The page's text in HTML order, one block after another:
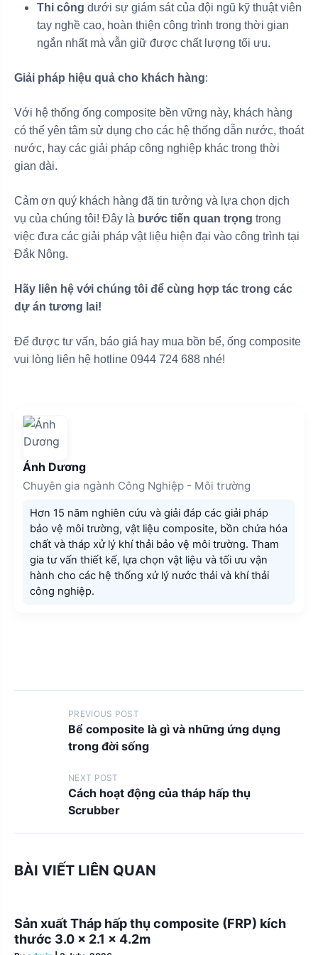
Thi công dưới sự giám sát của đội ngũ kỹ thuật viên
tay nghề cao, hoàn thiện công trình trong thời gian
ngắn nhất mà vẫn giữ được chất lượng tối ưu.
Giải pháp hiệu quả cho khách hàng:
Với hệ thống ống composite bền vững này, khách hàng
có thể yên tâm sử dụng cho các hệ thống dẫn nước, thoát
nước, hay các giải pháp công nghiệp khác trong thời
gian dài.
Cảm ơn quý khách hàng đã tin tưởng và lựa chọn dịch
vụ của chúng tôi! Đây là bước tiến quan trọng trong
việc đưa các giải pháp vật liệu hiện đại vào công trình tại
Đắk Nông.
Hãy liên hệ với chúng tôi để cùng hợp tác trong các
dự án tương lai!
Để được tư vấn, báo giá hay mua bồn bể, ống composite
vui lòng liên hệ hotline 0944 724 688 nhé!
Ánh Dương
Chuyên gia ngành Công Nghiệp - Môi trường
Hơn 15 năm nghiên cứu và giải đáp các giải pháp
bảo vệ môi trường, vật liệu composite, bồn chứa hóa
chất và tháp xử lý khí thải bảo vệ môi trường. Tham
gia tư vấn thiết kế, lựa chọn vật liệu và tối ưu vận
hành cho các hệ thống xử lý nước thải và khí thải
công nghiệp.
v
a
PREVIOUS POST
Bể composite là gì và những ứng dụng
trong đời sống
NEXT POST
Cách hoạt động của tháp hấp thụ
Scrubber
BÀI VIẾT LIÊN QUAN
Sản xuất Tháp hấp thụ composite (FRP) kích
thước 3.0 x 2.1 x 4.2m